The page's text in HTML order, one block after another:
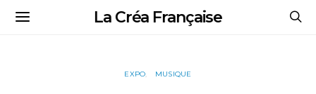
La Créa Française
EXPO MUSIQUE